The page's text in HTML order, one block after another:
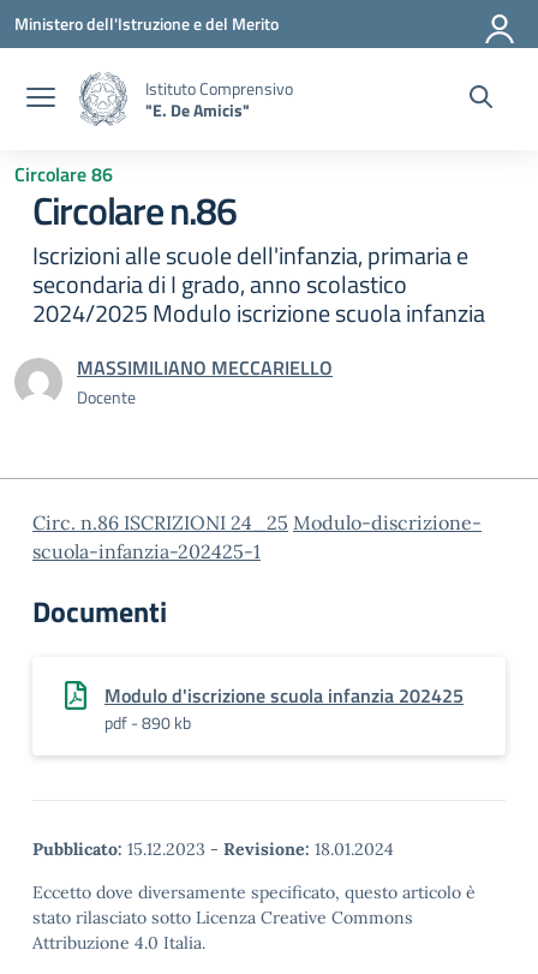
Vai ai contenuti
Vai al menu di navigazione
Vai al footer
Ministero dell'Istruzione e del Merito
Istituto Comprensivo
"E. De Amicis"
Circolare 86
Circolare n.86
Iscrizioni alle scuole dell'infanzia, primaria e
secondaria di I grado, anno scolastico
2024/2025 Modulo iscrizione scuola infanzia
MASSIMILIANO MECCARIELLO
Docente
Circ. n.86 ISCRIZIONI 24_25 Modulo-discrizione-
scuola-infanzia-202425-1
Documenti
Modulo d'iscrizione scuola infanzia 202425
pdf - 890 kb
Pubblicato: 15.12.2023 - Revisione: 18.01.2024
Eccetto dove diversamente specificato, questo articolo è
stato rilasciato sotto Licenza Creative Commons
Attribuzione 4.0 Italia.